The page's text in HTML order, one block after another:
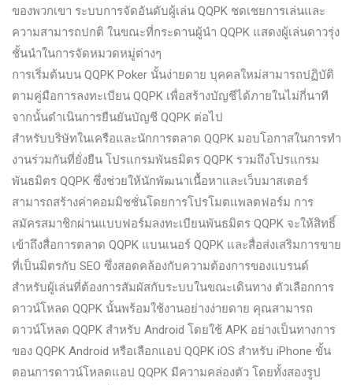
ของพวกเขา ระบบการจัดอันดับผู้เล่น QQPK ชดเชยการเล่นและ
ความสามารถปกติ ในขณะที่กระดานผู้นํา QQPK แสดงผู้เล่นดาวรุ่ง
ชั้นนําในการจัดหมวดหมู่ต่างๆ
การเริ่มต้นบน QQPK Poker นั้นง่ายดาย บุคคลใหม่สามารถปฏิบัติ
ตามคู่มือการลงทะเบียน QQPK เพื่อสร้างบัญชีได้ภายในไม่กี่นาที
จากนั้นดําเนินการยืนยันบัญชี QQPK ต่อไป
สําหรับบริษัทในเครือและนักการตลาด QQPK มอบโอกาสในการทํา
งานร่วมกันที่ยั่งยืน โปรแกรมพันธมิตร QQPK รวมถึงโปรแกรม
พันธมิตร QQPK ซึ่งช่วยให้นักพัฒนาเนื้อหาและเว็บมาสเตอร์
สามารถสร้างค่าคอมมิชชั่นโดยการโปรโมตแพลตฟอร์ม การ
สมัครสมาชิกผ่านแบบฟอร์มลงทะเบียนพันธมิตร QQPK จะให้สิทธิ์
เข้าถึงสื่อการตลาด QQPK แบนเนอร์ QQPK และสื่อส่งเสริมการขาย
ที่เป็นมิตรกับ SEO ซึ่งสอดคล้องกับความต้องการของแบรนด์
สําหรับผู้เล่นที่ต้องการสัมผัสกับระบบในขณะเดินทาง ตัวเลือกการ
ดาวน์โหลด QQPK นั้นพร้อมใช้งานอย่างง่ายดาย คุณสามารถ
ดาวน์โหลด QQPK สําหรับ Android โดยใช้ APK อย่างเป็นทางการ
ของ QQPK Android หรือเลือกแอป QQPK iOS สําหรับ iPhone ขั้น
ตอนการดาวน์โหลดแอป QQPK มีความคล่องตัว โดยทั้งสองรูป